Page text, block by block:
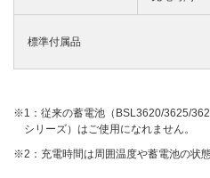
標準付属品
1：従来の蓄電池（BSL3620/3625/
シリーズ）はご使用になれません。
2：充電時間は周囲温度や蓄電池の状